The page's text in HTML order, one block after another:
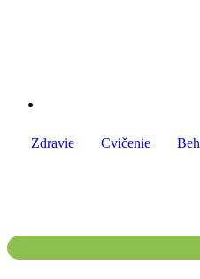
Zdravie Cvičenie Beh